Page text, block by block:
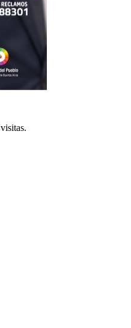
visitas.